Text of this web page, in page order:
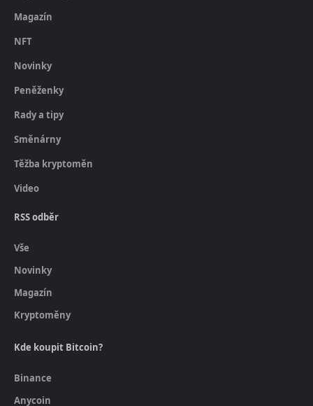
Magazín
NFT
Novinky
Peněženky
Rady a tipy
Směnárny
Těžba kryptoměn
Video
RSS odběr
Vše
Novinky
Magazín
Kryptoměny
Kde koupit Bitcoin?
Binance
Anycoin